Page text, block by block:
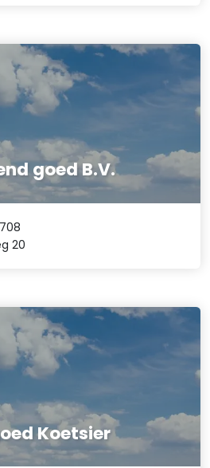
goed B.V.
20
Koetsier